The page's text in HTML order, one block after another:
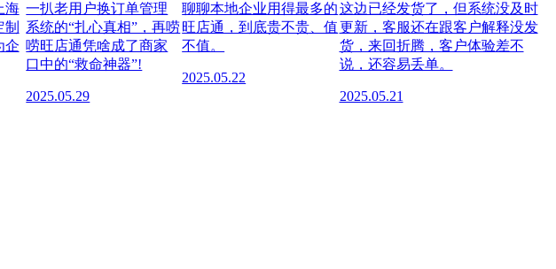
海
企
一扒老用户换订单管理
系统的“扎心真相”，再唠
唠旺店通凭啥成了商家
口中的“救命神器”!
2025.05.29
聊聊本地企业用得最多的
旺店通，到底贵不贵、值
不值。
2025.05.22
这边已经发货了，但系统没及时
更新，客服还在跟客户解释没发
货，来回折腾，客户体验差不
说，还容易丢单。
2025.05.21